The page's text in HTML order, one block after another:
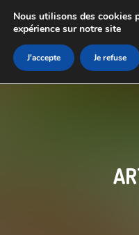
Nous utilisons des cookies
expérience sur notre site
J'accepte Je refuse